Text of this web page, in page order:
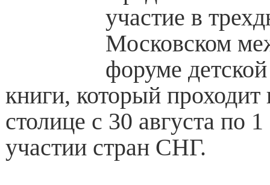
участие в
Московском
форуме
книги, который проходит
столице с 30 августа по
участии стран СНГ.